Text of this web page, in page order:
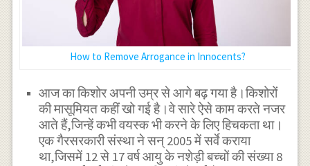
How to Remove Arrogance in Innocents?
आज का किशोर अपनी उम्र से आगे बढ़ गया है।किशोरों
की मासूमियत कहीं खो गई है।वे सारे ऐसे काम करते नजर
आते हैं,जिन्हें कभी वयस्क भी करने के लिए हिचकता था।
एक गैरसरकारी संस्था ने सन् 2005 में सर्वे कराया
था,जिसमें 12 से 17 वर्ष आयु के नशेड़ी बच्चों की संख्या 8